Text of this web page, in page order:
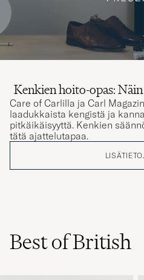
Kenkien hoito-opas:
Care of Carlilla ja Carl
laadukkaista kengistä ja
pitkäikäisyyttä. Kenkien
tätä ajattelutapaa.
Best of British